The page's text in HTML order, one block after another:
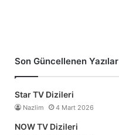
Son Güncellenen Yazılar
Star TV Dizileri
Nazlim 4 Mart 2026
NOW TV Dizileri